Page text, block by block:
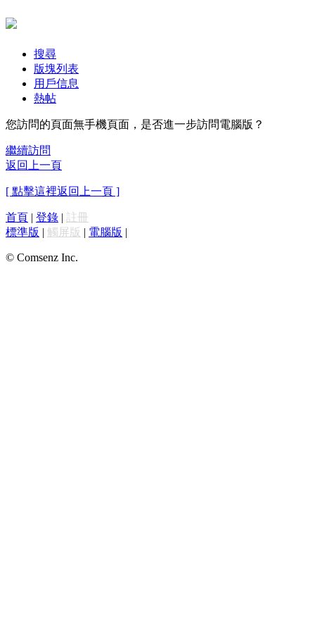
搜尋
版塊列表
用戶信息
熱帖
您訪問的頁面無手機頁面，是否進一步訪問電腦版？
繼續訪問
返回上一頁
[ 點擊這裡返回上一頁 ]
首頁 | 登錄 | 註冊
標準版 | 觸屏版 | 電腦版 |
© Comsenz Inc.